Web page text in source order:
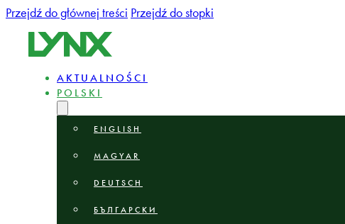
Przejdź do głównej treści Przejdź do stopki
AKTUALNOŚCI
POLSKI
ENGLISH
MAGYAR
DEUTSCH
БЪЛГАРСКИ